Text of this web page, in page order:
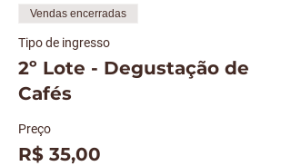
Vendas encerradas
Tipo de ingresso
2º Lote - Degustação de
Cafés
Preço
R$ 35,00